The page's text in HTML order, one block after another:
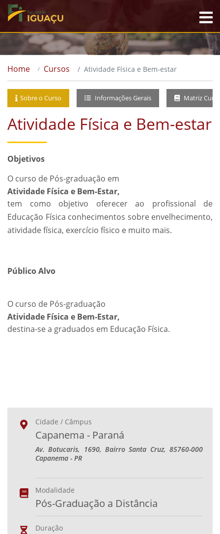
Home Cursos Atividade Física e Bem-estar
Sobre o Curso Informações Gerais Matriz
Atividade Física e Bem-estar
Objetivos
O curso de Pós-graduação em
Atividade Física e Bem-Estar,
tem como objetivo oferecer ao profissional de
Educação Física conhecimentos sobre envelhecimento,
atividade física, exercício físico e muito mais.
Público Alvo
O curso de Pós-graduação
Atividade Física e Bem-Estar,
destina-se a graduados em Educação Física.
Cidade / Câmpus
Capanema - Paraná
Av. Botucaris, 1690, Bairro Santa Cruz, 85760-000
Capanema - PR
Modalidade
Pós-Graduação a Distância
Duração